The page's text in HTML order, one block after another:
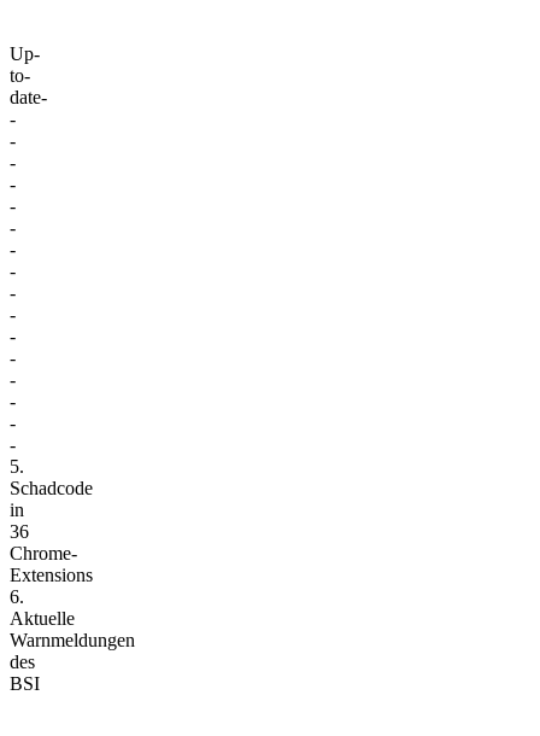
Up-
to-
date-
-
-
-
-
-
-
-
-
-
-
-
-
-
-
-
-
5.
Schadcode
in
36
Chrome-
Extensions
6.
Aktuelle
Warnmeldungen
des
BSI